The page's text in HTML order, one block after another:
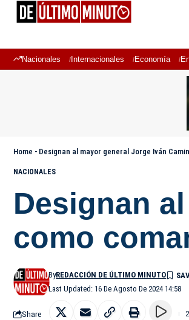
Nacionales Internacionales Economía
Home - Designan al mayor general Jorge Iván
NACIONALES
Designan
como
Last Updated: 16 De Agosto De 2024 14:58
ByREDACCIÓN DE ÚLTIMO MINUTO
Share